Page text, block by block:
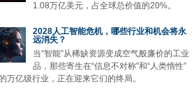
1.08万亿美元，占全球总价值的20%。
2028人工智能危机，哪些行业和机会将永
远消失？
当“智能”从稀缺资源变成空气般廉价的工业
品，那些寄生在“信息不对称”和“人类惰性”
万亿级行业，正在迎来它们的终局。